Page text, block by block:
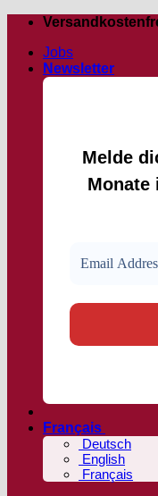
Passer
contenuJobs
Newsletter
Melde
Monate
Français
Deutsch
English
Français